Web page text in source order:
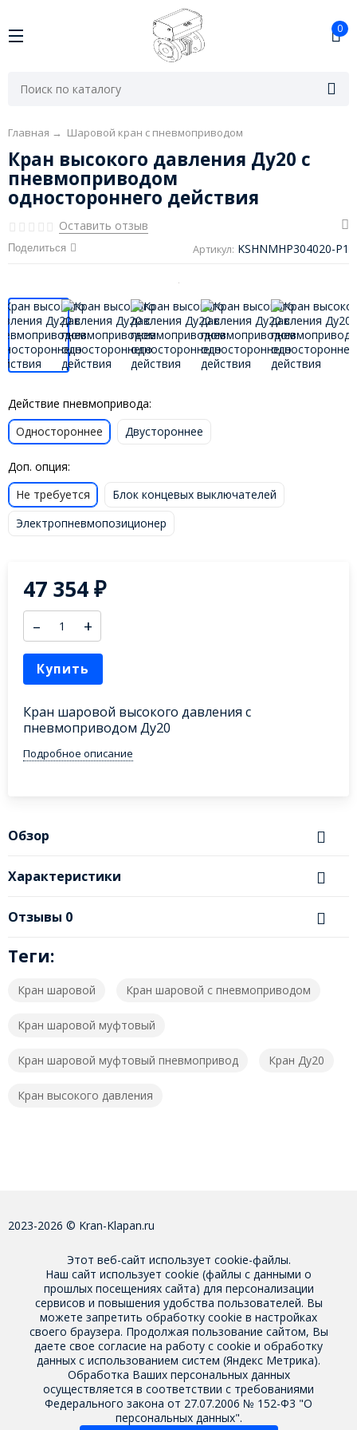
0
Главная → Шаровой кран с пневмоприводом
Кран высокого давления Ду20 с
пневмоприводом
одностороннего действия
Оставить отзыв
Поделиться Артикул: KSHNMHP304020-P1
Действие пневмопривода:
Одностороннее
Двустороннее
Доп. опция:
Не требуется
Блок концевых выключателей
Электропневмопозиционер
47 354₽
– +
Купить
Кран шаровой высокого давления с
пневмоприводом Ду20
Подробное описание
Обзор
Характеристики
Отзывы 0
Теги:
Кран шаровой Кран шаровой с пневмоприводом
Кран шаровой муфтовый
Кран шаровой муфтовый пневмопривод Кран Ду20
Кран высокого давления
2023-2026 © Kran-Klapan.ru
Этот веб-сайт использует cookie-файлы.
Наш сайт использует cookie (файлы с данными о
прошлых посещениях сайта) для персонализации
сервисов и повышения удобства пользователей. Вы
можете запретить обработку cookie в настройках
своего браузера. Продолжая пользование сайтом, Вы
даете свое согласие на работу с cookie и обработку
данных с использованием систем (Яндекс Метрика).
Обработка Ваших персональных данных
осуществляется в соответствии с требованиями
Федерального закона от 27.07.2006 № 152-Ф3 "О
персональных данных".